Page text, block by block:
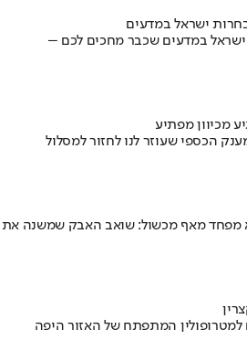
ישראל במדעים
ישראל במדעים שכבר מחכים לכם –
מכיוון מפתיע
הכספי שעוזר לנו לחזור למסלול
מפחד מאף מכשול: שואב האבק שמשנה את
למטרופולין המתפתח של האזור היפה